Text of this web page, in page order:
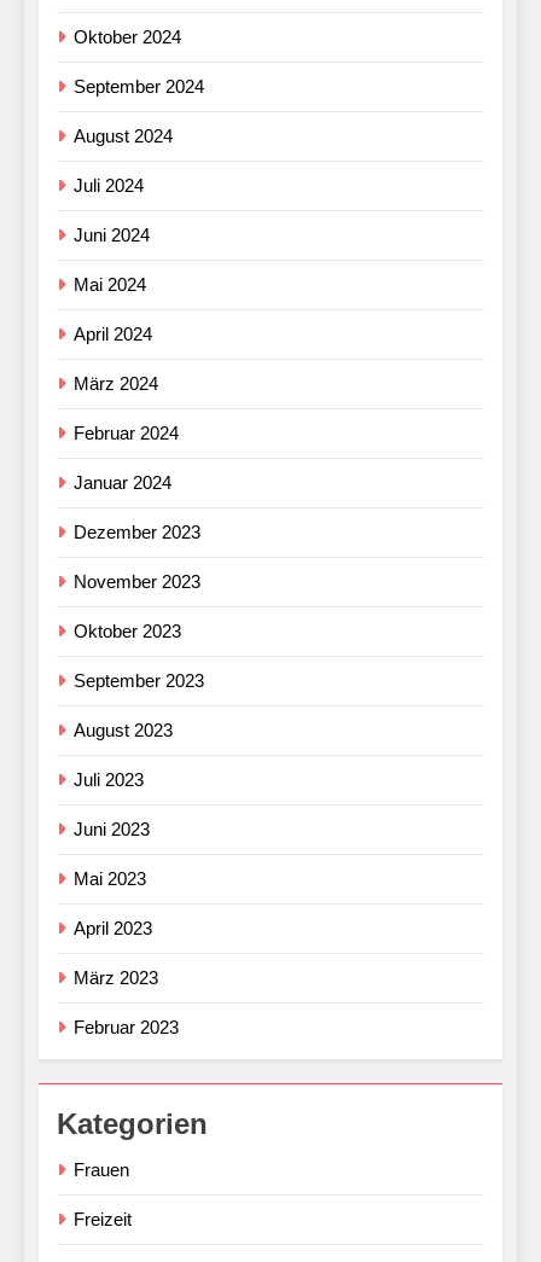
Oktober 2024
September 2024
August 2024
Juli 2024
Juni 2024
Mai 2024
April 2024
März 2024
Februar 2024
Januar 2024
Dezember 2023
November 2023
Oktober 2023
September 2023
August 2023
Juli 2023
Juni 2023
Mai 2023
April 2023
März 2023
Februar 2023
Kategorien
Frauen
Freizeit